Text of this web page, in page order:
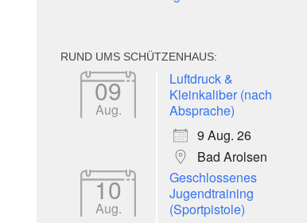
RUND UMS SCHÜTZENHAUS:
09
Aug.
Luftdruck &
Kleinkaliber (nach
Absprache)
9 Aug. 26
Bad Arolsen
10
Aug.
Geschlossenes
Jugendtraining
(Sportpistole)